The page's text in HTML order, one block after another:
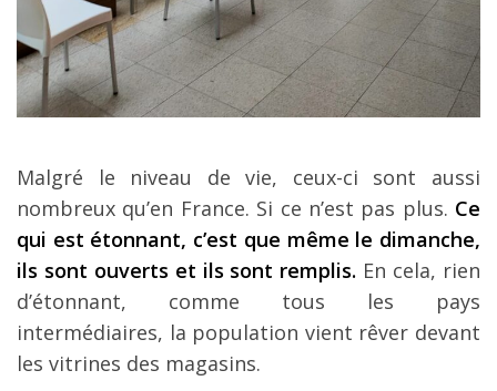
Malgré le niveau de vie, ceux-ci sont aussi
nombreux qu’en France. Si ce n’est pas plus. Ce
qui est étonnant, c’est que même le dimanche,
ils sont ouverts et ils sont remplis. En cela, rien
d’étonnant, comme tous les pays
intermédiaires, la population vient rêver devant
les vitrines des magasins.